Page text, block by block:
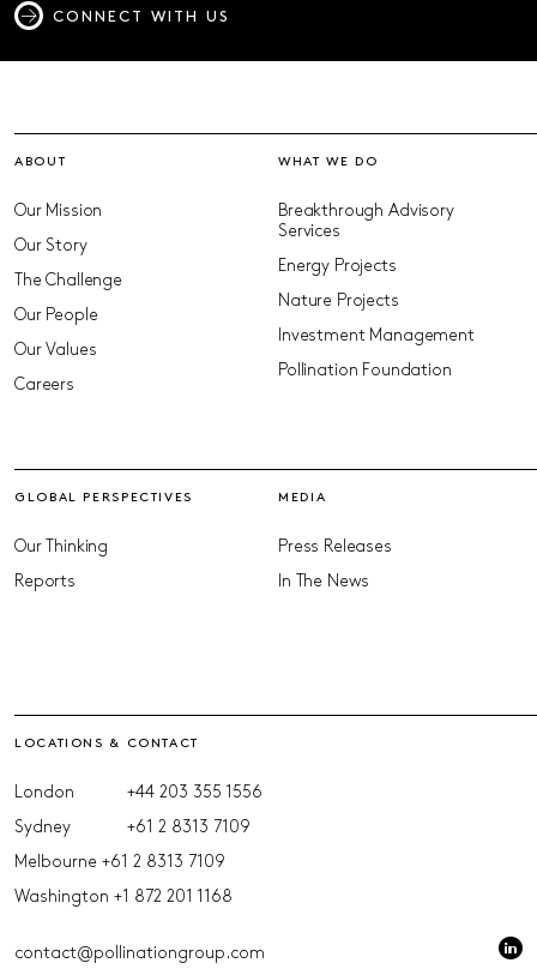
CONNECT WITH US
ABOUT
Our Mission
Our Story
The Challenge
Our People
Our Values
Careers
WHAT WE DO
Breakthrough Advisory
Services
Energy Projects
Nature Projects
Investment Management
Pollination Foundation
GLOBAL PERSPECTIVES
Our Thinking
Reports
MEDIA
Press Releases
In The News
LOCATIONS & CONTACT
London
+44 203 355 1556
Sydney
+61 2 8313 7109
Melbourne +61 2 8313 7109
Washington +1 872 201 1168
contact@pollinationgroup.com